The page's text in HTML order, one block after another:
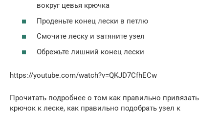
вокруг цевья крючка
Проденьте конец лески в петлю
Смочите леску и затяните узел
Обрежьте лишний конец лески
https://youtube.com/watch?v=QKJD7CfhECw
Прочитать подробнее о том как правильно привязать
крючок к леске, как правильно подобрать узел к